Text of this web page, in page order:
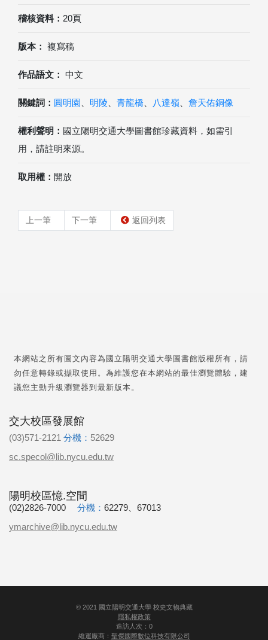
稽核資料： 20頁
版本： 複寫稿
作品語文： 中文
關鍵詞： 圓明園 明陵 青龍橋 八達嶺 詹天佑銅像
權利聲明： 國立陽明交通大學圖書館珍藏資料，如需引
用，請註明來源。
取用權： 開放
上一筆 下一筆 返回列表
本網站之所有圖文內容為國立陽明交通大學圖書館版權所有，請
勿任意轉錄或擷取使用。為維護您在本網站的最佳瀏覽體驗，建
議您主動升級瀏覽器到最新版本。
交大校區發展館
(03)571-2121 分機： 52629
sc.specol@lib.nycu.edu.tw
陽明校區憶.空間
(02)2826-7000 分機： 62279、67013
ymarchive@lib.nycu.edu.tw
© 2021 國立陽明交通大學 校史文物典藏
隱私權政策
造訪人次：0
維運廠商： 聖傑國際數位科技有限公司